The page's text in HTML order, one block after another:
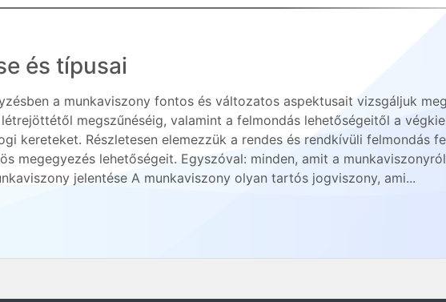
és típusai
a munkaviszony fontos és változatos aspektusait vizsgáljuk
megszűnéséig, valamint a felmondás lehetőségeitől a
kereteket. Részletesen elemezzük a rendes és rendkívüli felmondás
megegyezés lehetőségeit. Egyszóval: minden, amit a
jelentése A munkaviszony olyan tartós jogviszony, ami...